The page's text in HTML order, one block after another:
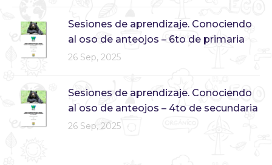
Sesiones de aprendizaje. Conociendo
al oso de anteojos – 6to de primaria
26 Sep, 2025
Sesiones de aprendizaje. Conociendo
al oso de anteojos – 4to de secundaria
26 Sep, 2025